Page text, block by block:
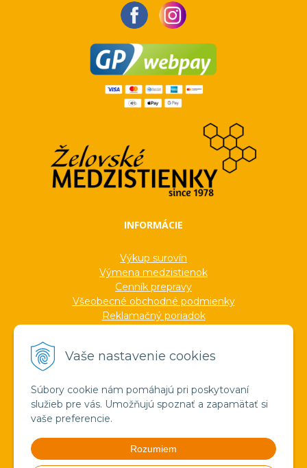
Vaše nastavenie cookies
Súbory cookie nám pomáhajú pri poskytovaní
služieb pre vás. Umožňujú spoznať a zapamätať si
vaše preferencie.
Rozumiem
INFORMÁCIE
Výkup surovín
Výmena medzistienok
Cenník prepravy
Všeobecné obchodné podmienky
Reklamačný poriadok
Formuláre
Ocenenia
Veľkoobchod
Verejné obstarávanie
Pravda o medzistienkach a vosku
Spoznajte náš región!